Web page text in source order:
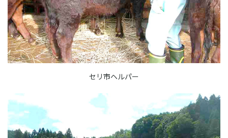
セリ市ヘルパー